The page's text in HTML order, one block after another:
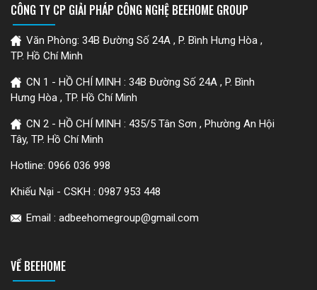
CÔNG TY CP GIẢI PHÁP CÔNG NGHỆ BEEHOME GROUP
Văn Phòng: 34B Đường Số 24A , P. Bình Hưng Hòa ,
TP. Hồ Chí Minh
CN 1 - HỒ CHÍ MINH : 34B Đường Số 24A , P. Bình
Hưng Hòa , TP. Hồ Chí Minh
CN 2 - HỒ CHÍ MINH : 435/5 Tân Sơn , Phường An Hội
Tây, TP. Hồ Chí Minh
Hotline: 0966 036 998
Khiếu Nại - CSKH : 0987 953 448
Email : adbeehomegroup@gmail.com
VỀ BEEHOME